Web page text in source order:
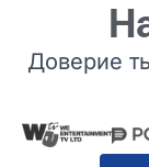
Доверие